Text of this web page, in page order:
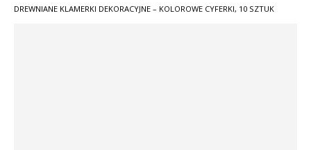
DREWNIANE KLAMERKI DEKORACYJNE – KOLOROWE CYFERKI, 10 SZTUK